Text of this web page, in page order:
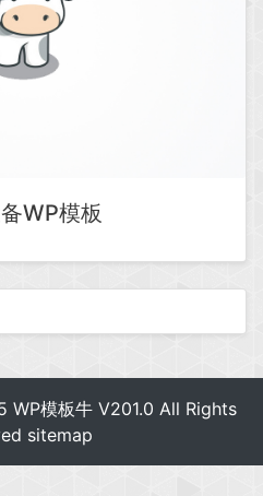
WP模板
WP模板牛V201.0 All Rights
sitemap